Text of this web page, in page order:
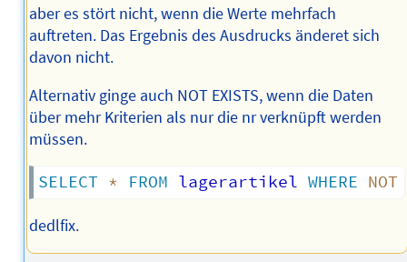
aber es stört nicht, wenn die Werte mehrfach
auftreten. Das Ergebnis des Ausdrucks änderet sich
davon nicht.
Alternativ ginge auch NOT EXISTS, wenn die Daten
über mehr Kriterien als nur die nr verknüpft werden
müssen.
SELECT * FROM lagerartikel WHERE NOT
dedlfix.